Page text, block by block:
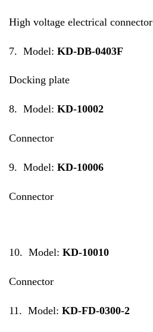
High voltage electrical connector
7. Model: KD-DB-0403F
Docking plate
8. Model: KD-10002
Connector
9. Model: KD-10006
Connector
10. Model: KD-10010
Connector
11. Model: KD-FD-0300-2